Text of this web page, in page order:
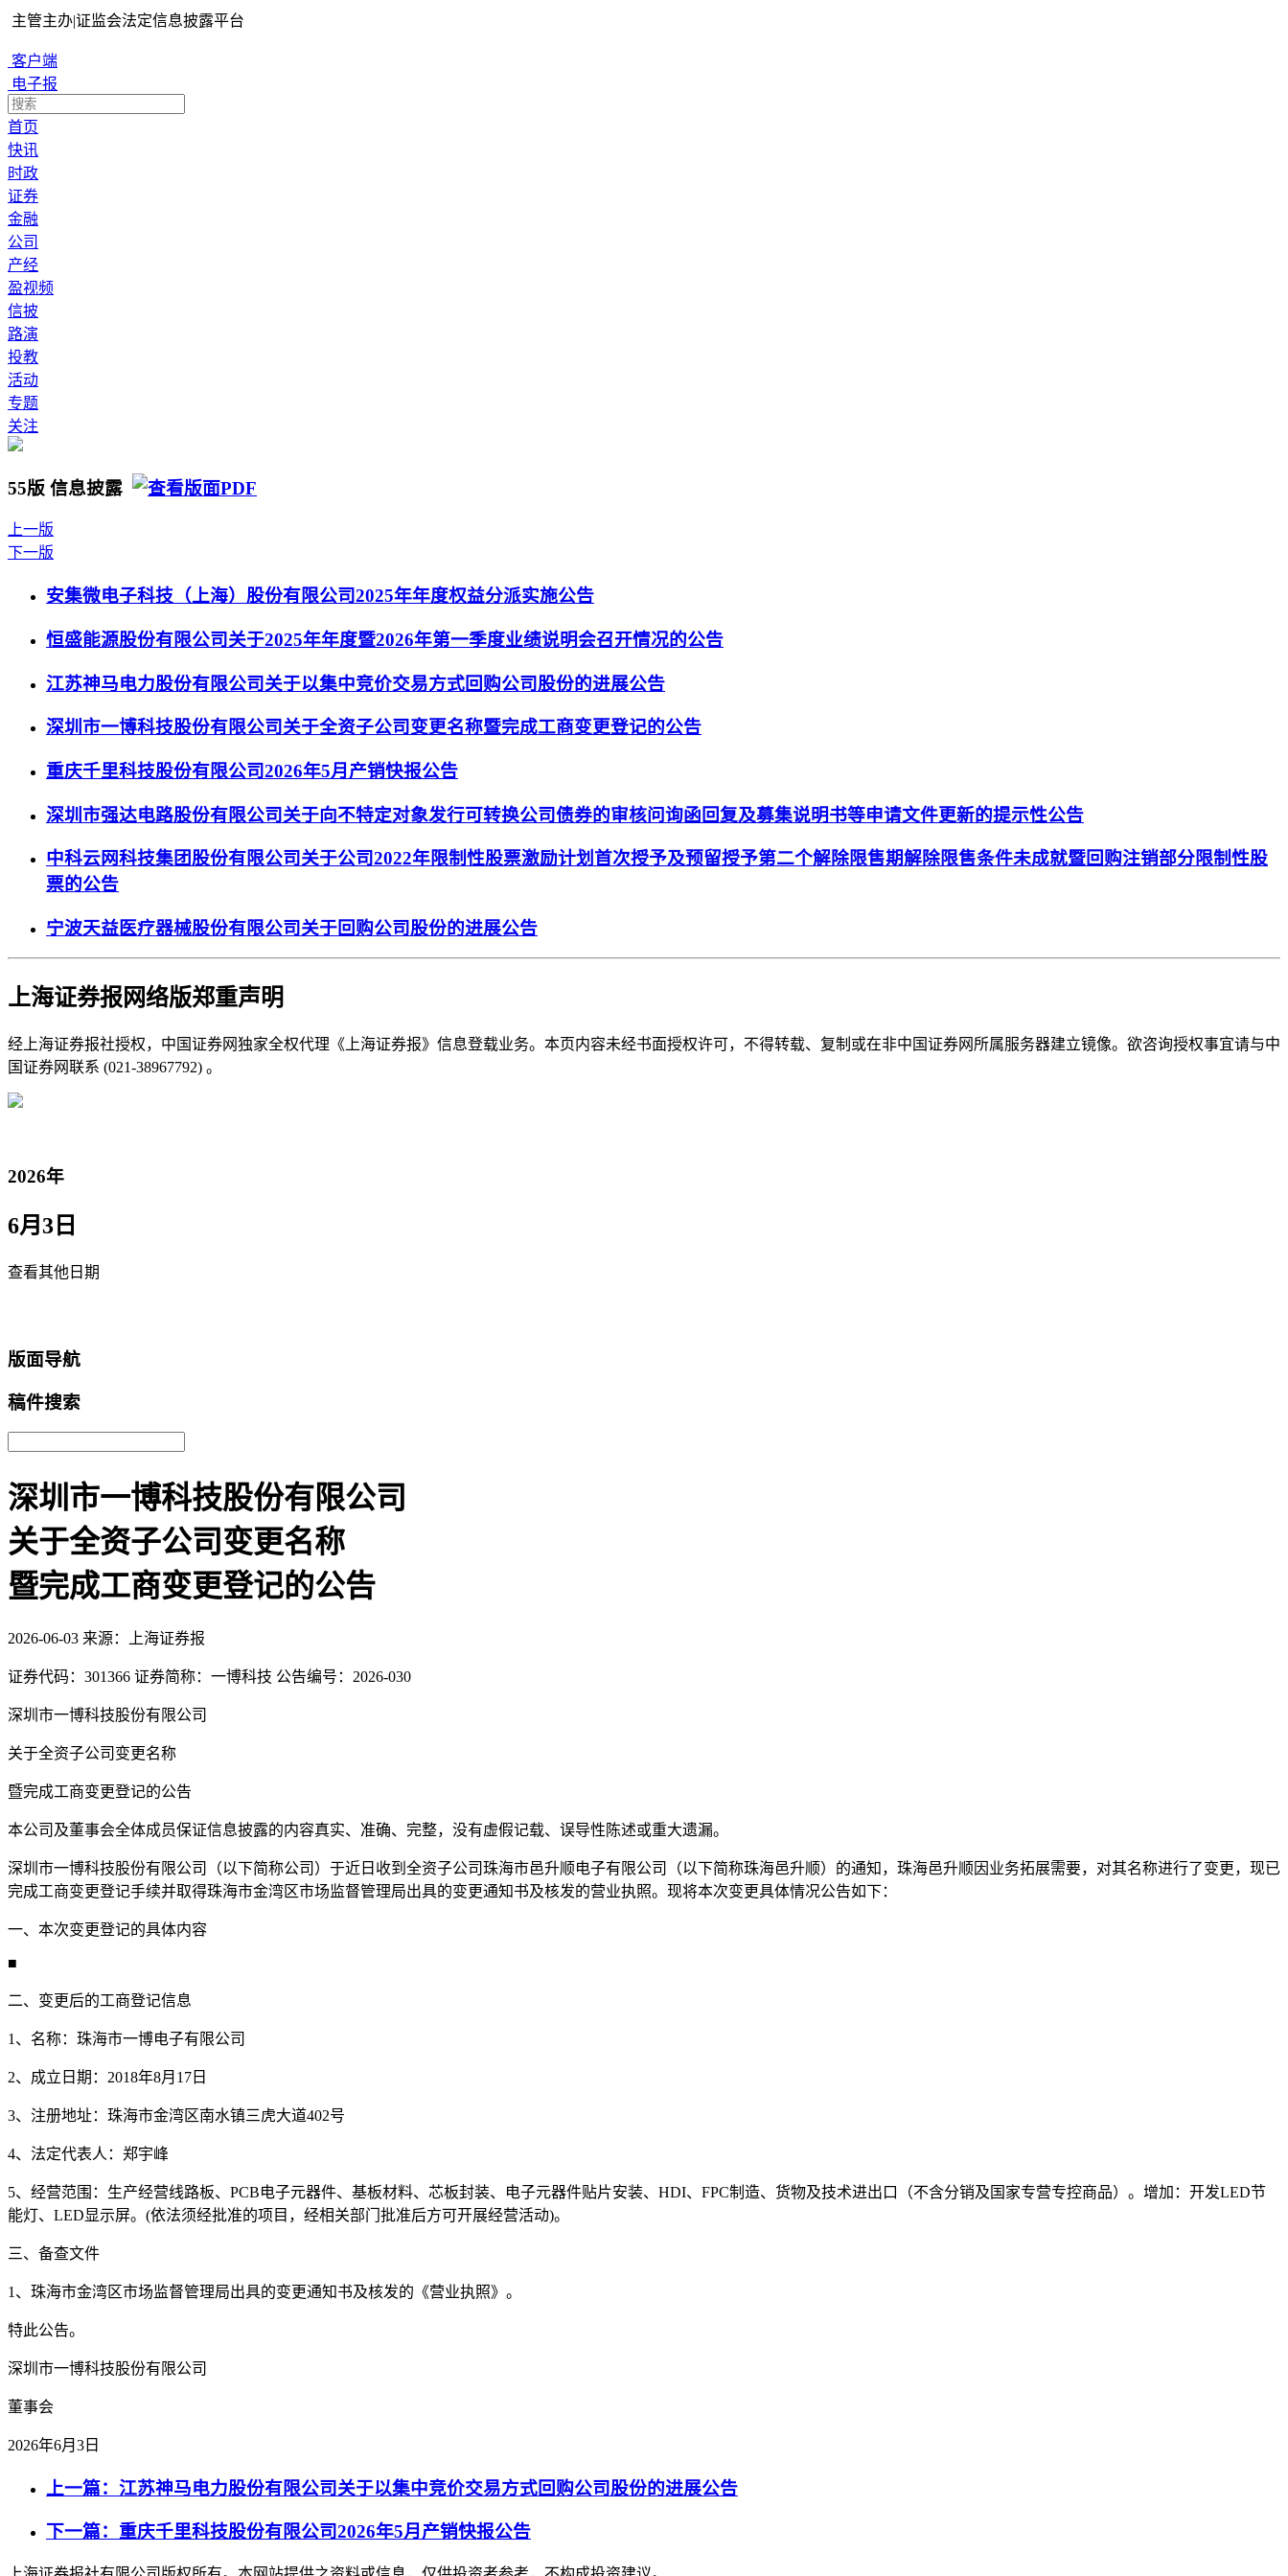
主管主办|证监会法定信息披露平台
客户端
电子报
首页
快讯
时政
证券
金融
公司
产经
盈视频
信披
路演
投教
活动
专题
关注
55版 信息披露
上一版
下一版
安集微电子科技（上海）股份有限公司2025年年度权益分派实施公告
恒盛能源股份有限公司关于2025年年度暨2026年第一季度业绩说明会召开情况的公告
江苏神马电力股份有限公司关于以集中竞价交易方式回购公司股份的进展公告
深圳市一博科技股份有限公司关于全资子公司变更名称暨完成工商变更登记的公告
重庆千里科技股份有限公司2026年5月产销快报公告
深圳市强达电路股份有限公司关于向不特定对象发行可转换公司债券的审核问询函回复及募集说明书等申请文件更新的提示性公告
中科云网科技集团股份有限公司关于公司2022年限制性股票激励计划首次授予及预留授予第二个解除限售期解除限售条件未成就暨回购注销部分限制性股
票的公告
宁波天益医疗器械股份有限公司关于回购公司股份的进展公告
上海证券报网络版郑重声明
经上海证券报社授权，中国证券网独家全权代理《上海证券报》信息登载业务。本页内容未经书面授权许可，不得转载、复制或在非中国证券网所属服务器建立镜像。欲咨询授权事宜请与中
国证券网联系 (021-38967792) 。
2026年
6月3日
查看其他日期
版面导航
稿件搜索
深圳市一博科技股份有限公司
关于全资子公司变更名称
暨完成工商变更登记的公告
2026-06-03 来源：上海证券报
证券代码：301366 证券简称：一博科技 公告编号：2026-030
深圳市一博科技股份有限公司
关于全资子公司变更名称
暨完成工商变更登记的公告
本公司及董事会全体成员保证信息披露的内容真实、准确、完整，没有虚假记载、误导性陈述或重大遗漏。
深圳市一博科技股份有限公司（以下简称公司）于近日收到全资子公司珠海市邑升顺电子有限公司（以下简称珠海邑升顺）的通知，珠海邑升顺因业务拓展需要，对其名称进行了变更，现已
完成工商变更登记手续并取得珠海市金湾区市场监督管理局出具的变更通知书及核发的营业执照。现将本次变更具体情况公告如下：
一、本次变更登记的具体内容
■
二、变更后的工商登记信息
1、名称：珠海市一博电子有限公司
2、成立日期：2018年8月17日
3、注册地址：珠海市金湾区南水镇三虎大道402号
4、法定代表人：郑宇峰
5、经营范围：生产经营线路板、PCB电子元器件、基板材料、芯板封装、电子元器件贴片安装、HDI、FPC制造、货物及技术进出口（不含分销及国家专营专控商品）。增加：开发LED节
能灯、LED显示屏。(依法须经批准的项目，经相关部门批准后方可开展经营活动)。
三、备查文件
1、珠海市金湾区市场监督管理局出具的变更通知书及核发的《营业执照》。
特此公告。
深圳市一博科技股份有限公司
董事会
2026年6月3日
上一篇：江苏神马电力股份有限公司关于以集中竞价交易方式回购公司股份的进展公告
下一篇：重庆千里科技股份有限公司2026年5月产销快报公告